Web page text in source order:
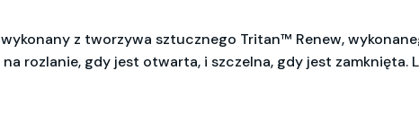
z tworzywa sztucznego Tritan™ Renew,
rozlanie, gdy jest otwarta, i szczelna, gdy jest zamknięta.